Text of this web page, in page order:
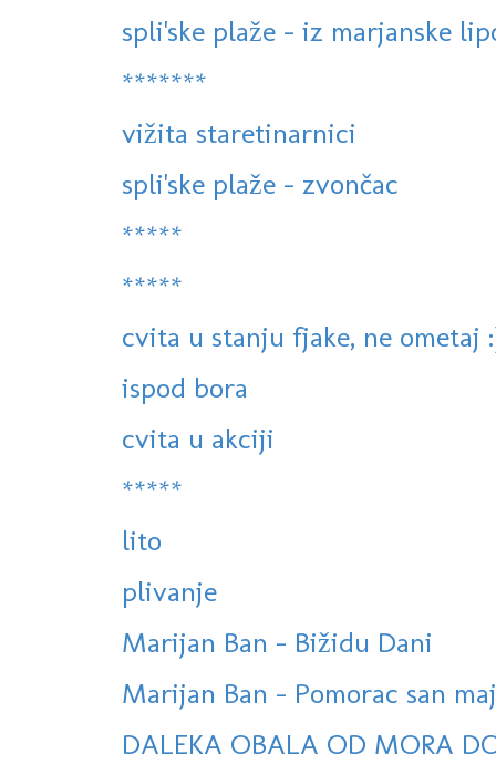
spli'ske plaže - iz marjanske
*******
vižita staretinarnici
spli'ske plaže - zvončac
*****
*****
cvita u stanju fjake, ne ometaj
ispod bora
cvita u akciji
*****
lito
plivanje
Marijan Ban - Bižidu Dani
Marijan Ban - Pomorac san
DALEKA OBALA OD MORA